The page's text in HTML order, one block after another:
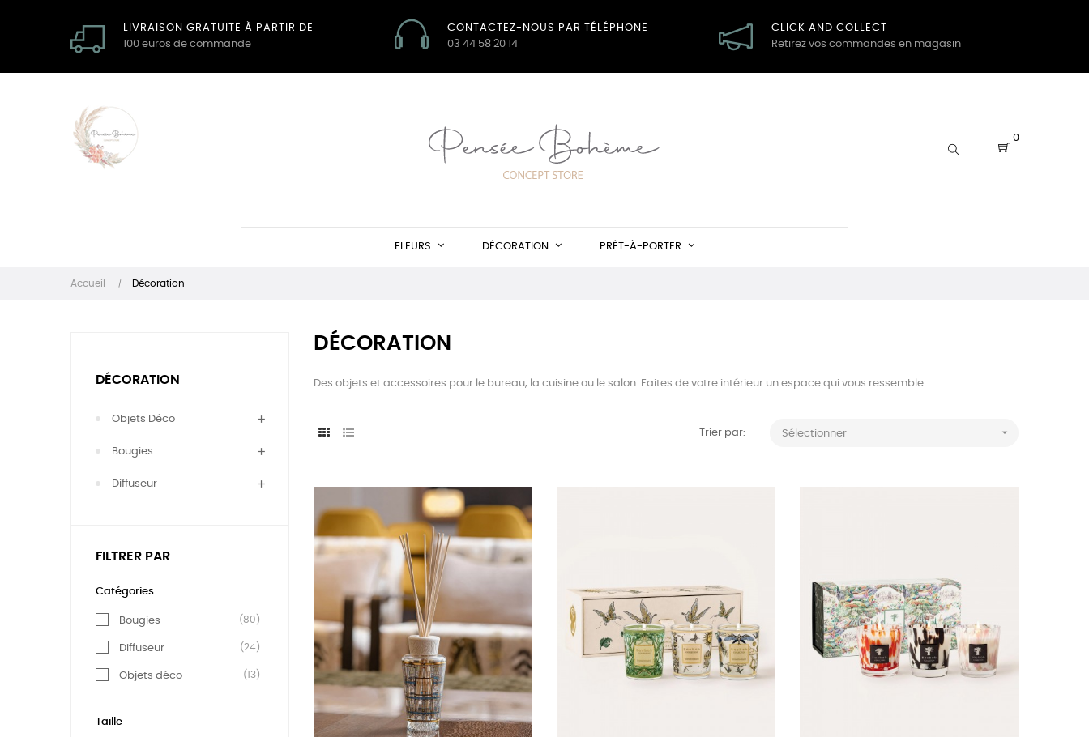
LIVRAISON GRATUITE À PARTIR DE
100 euros de commande
CONTACTEZ-NOUS PAR TÉLÉPHONE
03 44 58 20 14
CLICK AND COLLECT
Retirez vos commandes en magasin
0
FLEURS DÉCORATION PRÊT-À-PORTER
Accueil Décoration
DÉCORATION
Objets Déco
Bougies
Diffuseur
FILTRER PAR
Catégories
Bougies (80)
Diffuseur (24)
Objets déco (13)
Taille
DÉCORATION
Des objets et accessoires pour le bureau, la cuisine ou le salon. Faites de votre intérieur un espace qui vous ressemble.
Trier par: Sélectionner 